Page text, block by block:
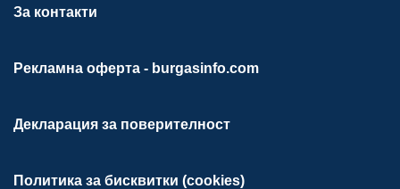
За контакти
Рекламна оферта - burgasinfo.com
Декларация за поверителност
Политика за бисквитки (cookies)